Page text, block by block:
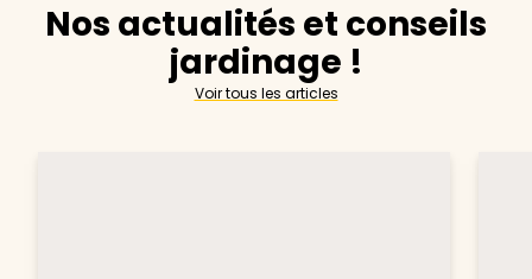
Nos actualités et conseils
jardinage !
Voir tous les articles